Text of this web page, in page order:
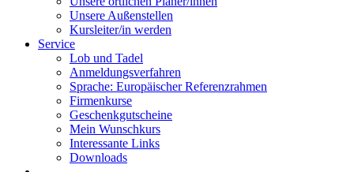
Unsere Außenstellen
Kursleiter/in werden
Service
Lob und Tadel
Anmeldungsverfahren
Sprache: Europäischer Referenzrahmen
Firmenkurse
Geschenkgutscheine
Mein Wunschkurs
Interessante Links
Downloads